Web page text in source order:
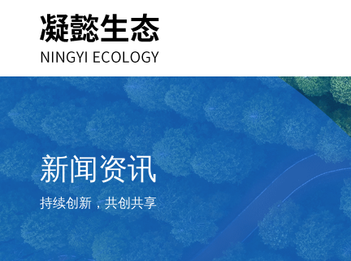
新闻资讯
持续创新，共创共享